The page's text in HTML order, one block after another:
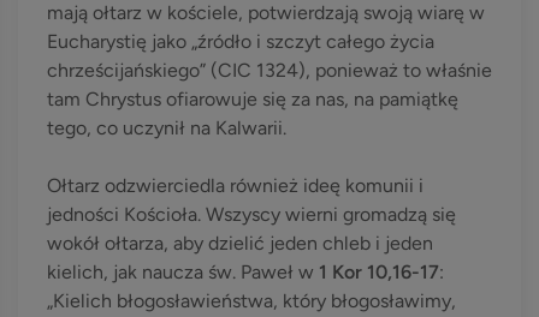
mają ołtarz w kościele, potwierdzają swoją wiarę w
Eucharystię jako „źródło i szczyt całego życia
chrześcijańskiego” (CIC 1324), ponieważ to właśnie
tam Chrystus ofiarowuje się za nas, na pamiątkę
tego, co uczynił na Kalwarii.
Ołtarz odzwierciedla również ideę komunii i
jedności Kościoła. Wszyscy wierni gromadzą się
wokół ołtarza, aby dzielić jeden chleb i jeden
kielich, jak naucza św. Paweł w 1 Kor 10,16-17:
„Kielich błogosławieństwa, który błogosławimy,